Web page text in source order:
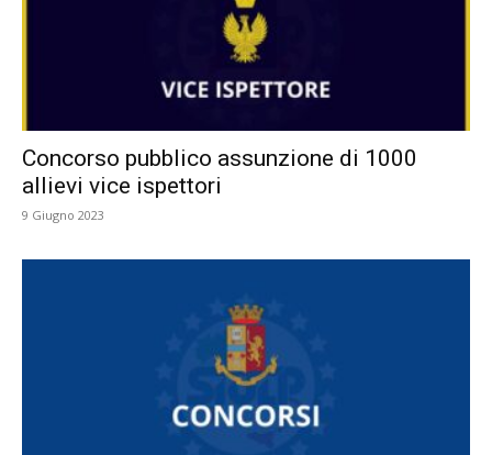
Concorso pubblico assunzione di 1000
allievi vice ispettori
9 Giugno 2023